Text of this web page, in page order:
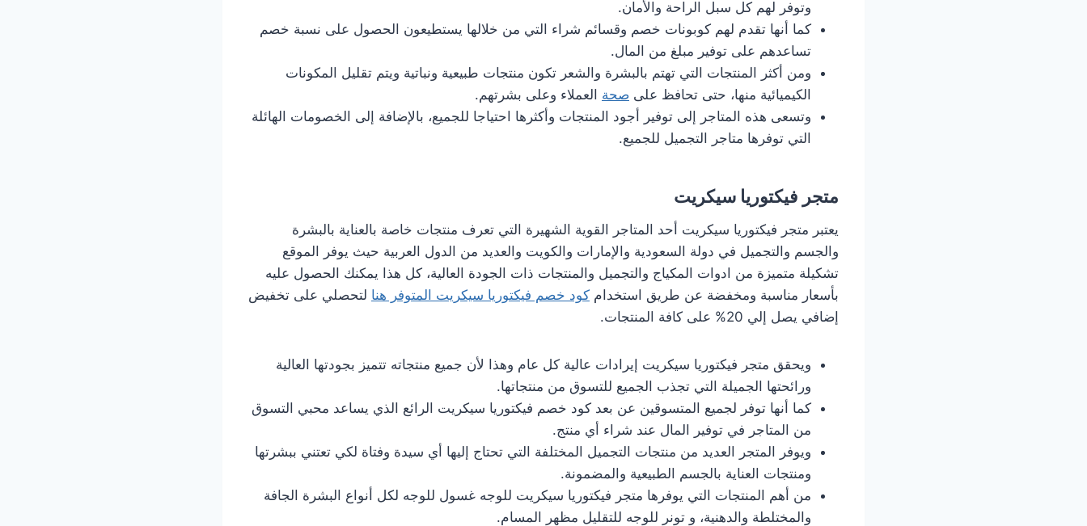
وتوفر لهم كل سبل الراحة والأمان.
كما أنها تقدم لهم كوبونات خصم وقسائم شراء التي من خلالها يستطيعون الحصول على نسبة خصم
تساعدهم على توفير مبلغ من المال.
ومن أكثر المنتجات التي تهتم بالبشرة والشعر تكون منتجات طبيعية ونباتية ويتم تقليل المكونات
الكيميائية منها، حتى تحافظ على صحة العملاء وعلى بشرتهم.
وتسعى هذه المتاجر إلى توفير أجود المنتجات وأكثرها احتياجا للجميع، بالإضافة إلى الخصومات الهائلة
التي توفرها متاجر التجميل للجميع.
متجر فيكتوريا سيكريت
يعتبر متجر فيكتوريا سيكريت أحد المتاجر القوية الشهيرة التي تعرف منتجات خاصة بالعناية بالبشرة
والجسم والتجميل في دولة السعودية والإمارات والكويت والعديد من الدول العربية حيث يوفر الموقع
تشكيلة متميزة من ادوات المكياج والتجميل والمنتجات ذات الجودة العالية، كل هذا يمكنك الحصول عليه
بأسعار مناسبة ومخفضة عن طريق استخدام كود خصم فيكتوريا سيكريت المتوفر هنا لتحصلي على تخفيض
إضافي يصل إلي 20% على كافة المنتجات.
ويحقق متجر فيكتوريا سيكريت إيرادات عالية كل عام وهذا لأن جميع منتجاته تتميز بجودتها العالية
ورائحتها الجميلة التي تجذب الجميع للتسوق من منتجاتها.
كما أنها توفر لجميع المتسوقين عن بعد كود خصم فيكتوريا سيكريت الرائع الذي يساعد محبي التسوق
من المتاجر في توفير المال عند شراء أي منتج.
ويوفر المتجر العديد من منتجات التجميل المختلفة التي تحتاج إليها أي سيدة وفتاة لكي تعتني ببشرتها
ومنتجات العناية بالجسم الطبيعية والمضمونة.
من أهم المنتجات التي يوفرها متجر فيكتوريا سيكريت للوجه غسول للوجه لكل أنواع البشرة الجافة
والمختلطة والدهنية، و تونر للوجه للتقليل مظهر المسام.